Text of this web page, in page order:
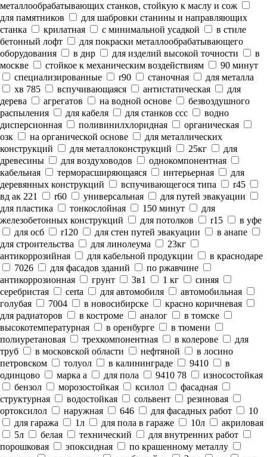
металлообрабатывающих станков, стойкую к маслу и сож
для памятников
для шабровки станины и направляющих
станка
крилатная с минимальной усадкой
в стиле
бетонный лофт
для покраски металлообрабатывающего
оборудования
в днр для изделий высокой точности
в
москве
стойкое к механическим воздействиям
90 минут
специализированные
r90 станочная
для металла
хв 785
вспучивающаяся антистатическая
для
дерева
агрегатов на водной основе
безвоздушного
распыления
для кабеля для станков ссс
водно
дисперсионная
поливинилхлоридная
органическая
озк
на органической основе
для металлических
конструкций
для металлоконструкций 25кг
для
древесины
для воздуховодов
однокомпонентная
кабельная
терморасширяющаяся интерьерная
для
деревянных конструкций
вспучивающегося типа
r45
вд ак 221
r60 универсальная
для путей эвакуации
для пластика
тонкослойная 150 минут
для
железобетонных конструкций
для потолков r15
в уфе
для осб
r120 для стен путей эвакуации
в анапе
для строительства
для линолеума
23кг
антикоррозийная
для кабельной продукции
в краснодаре
7026
для фасадов зданий
по ржавчине
антикоррозионная
грунт 3в1 1 кг
синяя
серебристая
certa для автомобиля
автомобильная
голубая
7004 в новосибирске
красно коричневая
для радиаторов
в костроме аналог
в томске
высокотемпературная
в оренбурге
в тюмени
полиуретановая
трехкомпонентная в колерове
для
труб
в московской области нефтяной
в лосино
петровском
толуол в калининграде 9410
в
одинцово
марка а для пола 9410 78
износостойкая
бензол
морозостойкая ксилол
фасадная
структурная
водостойкая сольвент
резиновая
ортоксилол
наружная 646 для фасадных работ
10
для гаража
1л для пола в гараже 10л
акриловая
5л
белая технический
для внутренних работ
порошковая
эпоксидная
по крашенному металлу